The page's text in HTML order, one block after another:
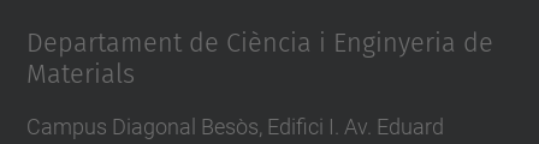
Departament de Ciència i Enginyeria de
Materials
Campus Diagonal Besòs, Edifici I. Av. Eduard